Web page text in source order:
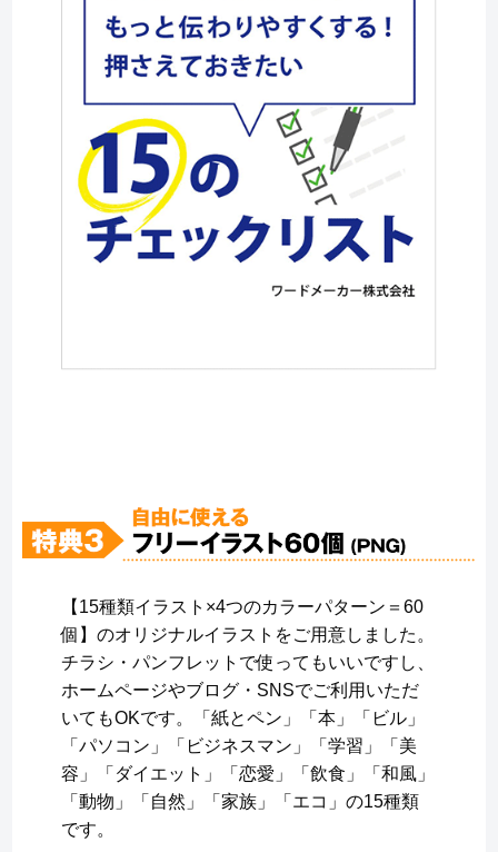
【15種類イラスト×4つのカラーパターン＝60
個】のオリジナルイラストをご用意しました。
チラシ・パンフレットで使ってもいいですし、
ホームページやブログ・SNSでご利用いただ
いてもOKです。「紙とペン」「本」「ビル」
「パソコン」「ビジネスマン」「学習」「美
容」「ダイエット」「恋愛」「飲食」「和風」
「動物」「自然」「家族」「エコ」の15種類
です。